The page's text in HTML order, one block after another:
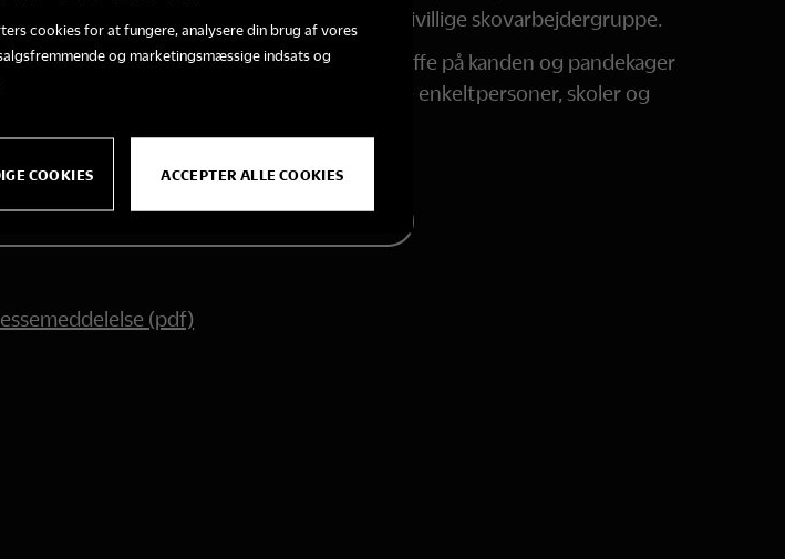
blomsterkranse sammen med museets frivillige skovarbejdergruppe.
foregår fra kl. 10-13, hvor der også er kaffe på kanden og pandekager
støbejernskomfuret. Alle er velkomne – både enkeltpersoner, skoler og
(pdf)
cookies for at fungere, analysere din brug af vores
og marketingsmæssige indsats og
COOKIES ACCEPTER ALLE COOKIES